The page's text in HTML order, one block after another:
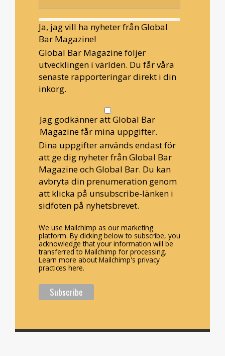
Ja, jag vill ha nyheter från Global
Bar Magazine!
Global Bar Magazine följer
utvecklingen i världen. Du får våra
senaste rapporteringar direkt i din
inkorg.
Jag godkänner att Global Bar
Magazine får mina uppgifter.
Dina uppgifter används endast för
att ge dig nyheter från Global Bar
Magazine och Global Bar. Du kan
avbryta din prenumeration genom
att klicka på unsubscribe-länken i
sidfoten på nyhetsbrevet.
We use Mailchimp as our marketing
platform. By clicking below to subscribe, you
acknowledge that your information will be
transferred to Mailchimp for processing.
Learn more about Mailchimp's privacy
practices here.